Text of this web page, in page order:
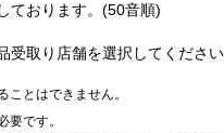
ております。(50音順)
取り店舗を選択してください
ことはできません。
要です。